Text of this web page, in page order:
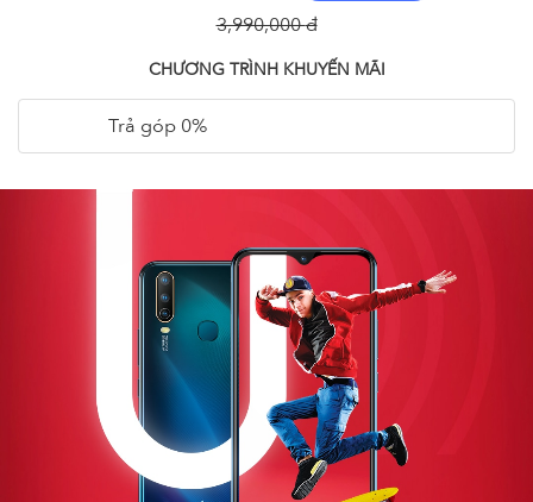
3,990,000đ
CHƯƠNG TRÌNH KHUYẾN MÃI
Trả góp 0%